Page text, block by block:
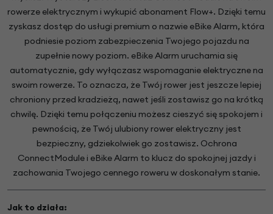
rowerze elektrycznym i wykupić abonament Flow+. Dzięki temu
zyskasz dostęp do usługi premium o nazwie eBike Alarm, która
podniesie poziom zabezpieczenia Twojego pojazdu na
zupełnie nowy poziom. eBike Alarm uruchamia się
automatycznie, gdy wyłączasz wspomaganie elektryczne na
swoim rowerze. To oznacza, że Twój rower jest jeszcze lepiej
chroniony przed kradzieżą, nawet jeśli zostawisz go na krótką
chwilę. Dzięki temu połączeniu możesz cieszyć się spokojem i
pewnością, że Twój ulubiony rower elektryczny jest
bezpieczny, gdziekolwiek go zostawisz. Ochrona
ConnectModule i eBike Alarm to klucz do spokojnej jazdy i
zachowania Twojego cennego roweru w doskonałym stanie.
Jak to działa: